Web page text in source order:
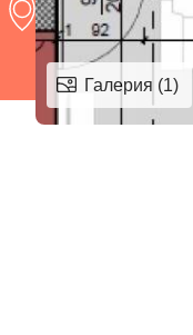
Галерия (1)